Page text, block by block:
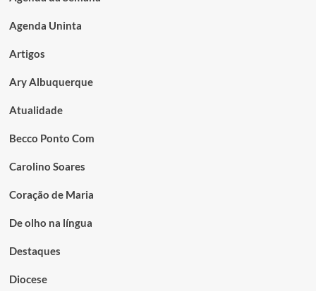
Agenda Uninta
Artigos
Ary Albuquerque
Atualidade
Becco Ponto Com
Carolino Soares
Coração de Maria
De olho na língua
Destaques
Diocese